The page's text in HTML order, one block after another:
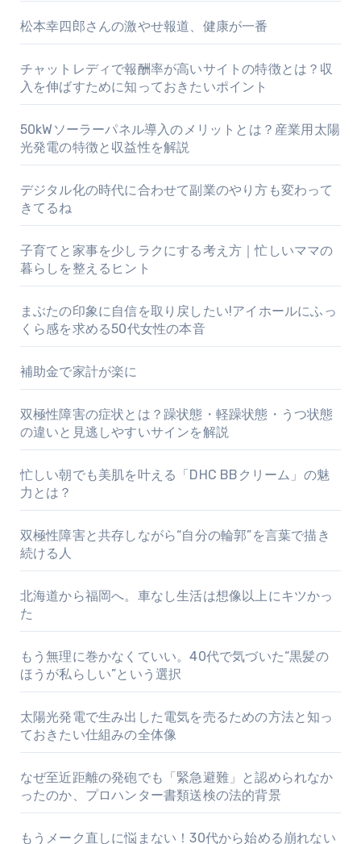
松本幸四郎さんの激やせ報道、健康が一番
チャットレディで報酬率が高いサイトの特徴とは？収
入を伸ばすために知っておきたいポイント
50kWソーラーパネル導入のメリットとは？産業用太陽
光発電の特徴と収益性を解説
デジタル化の時代に合わせて副業のやり方も変わって
きてるね
子育てと家事を少しラクにする考え方｜忙しいママの
暮らしを整えるヒント
まぶたの印象に自信を取り戻したい!アイホールにふっ
くら感を求める50代女性の本音
補助金で家計が楽に
双極性障害の症状とは？躁状態・軽躁状態・うつ状態
の違いと見逃しやすいサインを解説
忙しい朝でも美肌を叶える「DHC BBクリーム」の魅
力とは？
双極性障害と共存しながら“自分の輪郭”を言葉で描き
続ける人
北海道から福岡へ。車なし生活は想像以上にキツかっ
た
もう無理に巻かなくていい。40代で気づいた“黒髪の
ほうが私らしい”という選択
太陽光発電で生み出した電気を売るための方法と知っ
ておきたい仕組みの全体像
なぜ至近距離の発砲でも「緊急避難」と認められなか
ったのか、プロハンター書類送検の法的背景
もうメーク直しに悩まない！30代から始める崩れない